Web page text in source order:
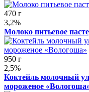
470 г
3,2%
Молоко питьевое
950 г
2,5%
Коктейль молочный
мороженое